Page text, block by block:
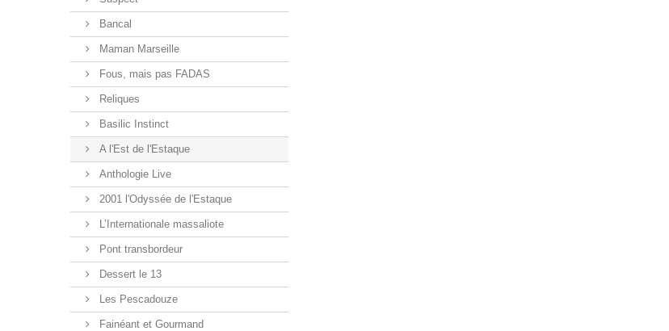
Bancal
Maman Marseille
Fous, mais pas FADAS
Reliques
Basilic Instinct
A l'Est de l'Estaque
Anthologie Live
2001 l'Odyssée de l'Estaque
L’Internationale massaliote
Pont transbordeur
Dessert le 13
Les Pescadouze
Fainéant et Gourmand